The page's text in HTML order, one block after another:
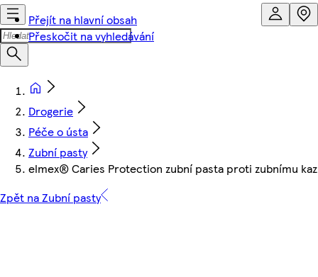
Přejít na hlavní obsah
Přeskočit na vyhledávání
Drogerie
Péče o ústa
Zubní pasty
elmex® Caries Protection zubní pasta proti zubnímu
Zpět na Zubní pasty